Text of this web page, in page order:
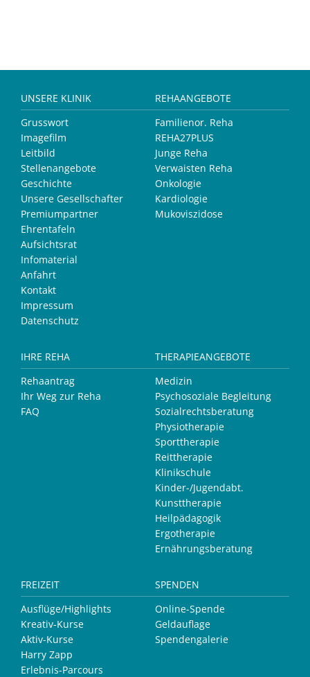
UNSERE KLINIK
Grusswort
Imagefilm
Leitbild
Stellenangebote
Geschichte
Unsere Gesellschafter
Premiumpartner
Ehrentafeln
Aufsichtsrat
Infomaterial
Anfahrt
Kontakt
Impressum
Datenschutz
REHAANGEBOTE
Familienor. Reha
REHA27PLUS
Junge Reha
Verwaisten Reha
Onkologie
Kardiologie
Mukoviszidose
IHRE REHA
Rehaantrag
Ihr Weg zur Reha
FAQ
THERAPIEANGEBOTE
Medizin
Psychosoziale Begleitung
Sozialrechtsberatung
Physiotherapie
Sporttherapie
Reittherapie
Klinikschule
Kinder-/Jugendabt.
Kunsttherapie
Heilpädagogik
Ergotherapie
Ernährungsberatung
FREIZEIT
Ausflüge/Highlights
Kreativ-Kurse
Aktiv-Kurse
Harry Zapp
Erlebnis-Parcours
SPENDEN
Online-Spende
Geldauflage
Spendengalerie